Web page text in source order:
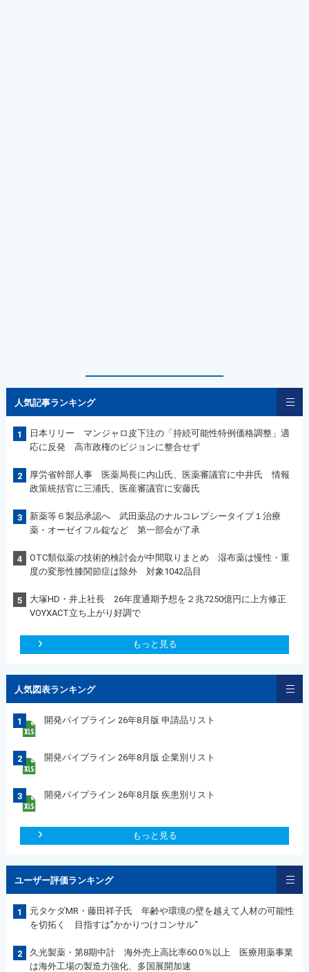
人気記事ランキング
1
日本リリー マンジャロ皮下注の「持続可能性特例価格調整」適
応に反発 高市政権のビジョンに整合せず
2
厚労省幹部人事 医薬局長に内山氏、医薬審議官に中井氏 情報
政策統括官に三浦氏、医産審議官に安藤氏
3
新薬等６製品承認へ 武田薬品のナルコレプシータイプ１治療
薬・オーゼイフル錠など 第一部会が了承
4
OTC類似薬の技術的検討会が中間取りまとめ 湿布薬は慢性・重
度の変形性膝関節症は除外 対象1042品目
5
大塚HD・井上社長 26年度通期予想を２兆7250億円に上方修正
VOYXACT立ち上がり好調で
もっと見る
人気図表ランキング
1 開発パイプライン 26年8月版 申請品リスト
2 開発パイプライン 26年8月版 企業別リスト
3 開発パイプライン 26年8月版 疾患別リスト
もっと見る
ユーザー評価ランキング
1
元タケダMR・藤田祥子氏 年齢や環境の壁を越えて人材の可能性
を切拓く 目指すは”かかりつけコンサル“
2
久光製薬・第8期中計 海外売上高比率60.0％以上 医療用薬事業
は海外工場の製造力強化、多国展開加速